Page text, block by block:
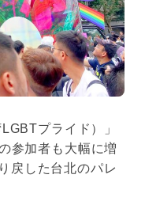
プライド）」
参加者も大幅に増
戻した台北のパレ